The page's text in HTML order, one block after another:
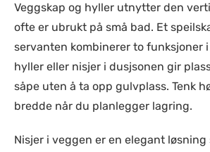
Veggskap og hyller utnytter den
ofte er ubrukt på små bad. Et
servanten kombinerer to funksjoner
hyller eller nisjer i dusjsonen gir
såpe uten å ta opp gulvplass. Tenk
bredde når du planlegger lagring.
Nisjer i veggen er en elegant løsning